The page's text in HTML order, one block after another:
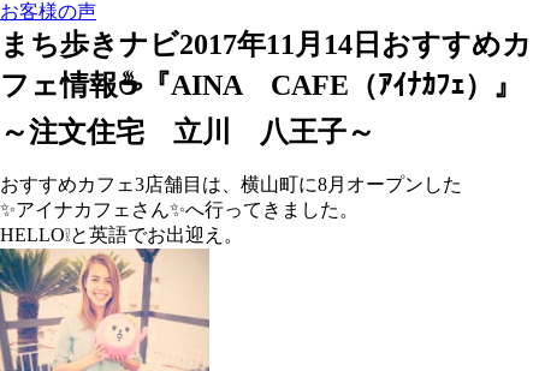
お客様の声
まち歩きナビ2017年11月14日 おすすめカ
フェ情報☕『AINA CAFE（ｱｲﾅｶﾌｪ）』
～注文住宅 立川 八王子～
おすすめカフェ3店舗目は、横山町に8月オープンした
✨アイナカフェさん✨へ行ってきました。
HELLO❕と英語でお出迎え。